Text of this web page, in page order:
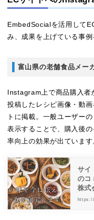
EmbedSocialを活用して
み、成果を上げている事例
富山県の老舗食品メー
Instagram上で商品購入者
投稿したレシピ画像・動
トに掲載。一般ユーザー
表示することで、購入後
率向上の効果が出ています
サイ
のコ
株式